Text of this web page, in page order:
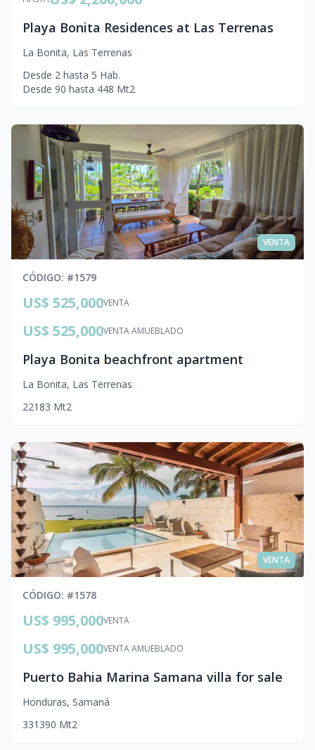
Playa Bonita Residences at Las Terrenas
La Bonita, Las Terrenas
Desde 2 hasta 5 Hab.
Desde 90 hasta 448 Mt2
VENTA
CÓDIGO: #1579
VENTA
US$ 525,000
VENTA AMUEBLADO
US$ 525,000
Playa Bonita beachfront apartment
La Bonita, Las Terrenas
22183 Mt2
VENTA
CÓDIGO: #1578
VENTA
US$ 995,000
VENTA AMUEBLADO
US$ 995,000
Puerto Bahia Marina Samana villa for sale
Honduras, Samaná
331 390 Mt2